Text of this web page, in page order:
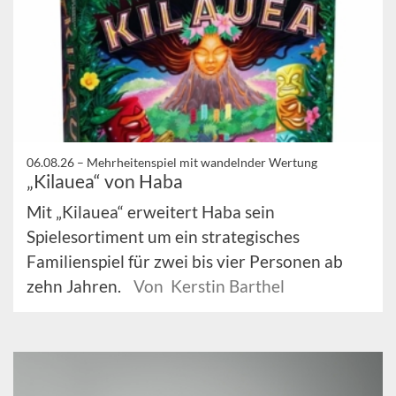
06.08.26 – Mehrheitenspiel mit wandelnder Wertung
„Kilauea“ von Haba
Mit „Kilauea“ erweitert Haba sein
Spielesortiment um ein strategisches
Familienspiel für zwei bis vier Personen ab
zehn Jahren.
Von Kerstin Barthel